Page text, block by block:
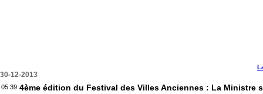
30-12-2013
05:39 4ème édition du Festival des Villes Anciennes : La Ministre